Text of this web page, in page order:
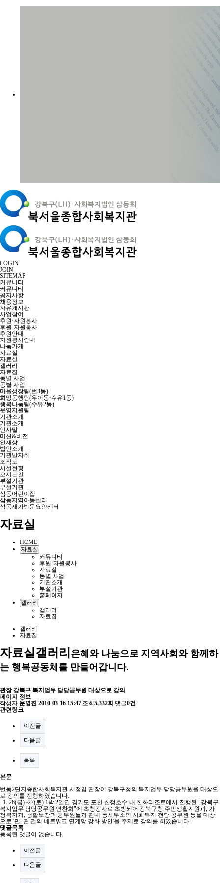
LOGIN
JOIN
SITEMAP
커뮤니티
커뮤니티
공지사항
채용정보
자유게시판
사업참여
후원·자원봉사
후원·자원봉사
후원안내
자원봉사안내
나눔가게
자료실
자료실
갤러리
자료집
동별 사업
동별 사업
마을성장팀(번3동)
희망동행팀(우이동·수유1동)
행복나눔팀(수유2동)
운영지원팀
기관소개
기관소개
인사말
미션&비전
인재상
법인소개
기관발자취
조직도
시설현황
오시는길
부설기관
부설기관
삼동어린이집
삼동지역아동센터
삼동재가방문요양센터
자료실
HOME
자료실
커뮤니티
후원·자원봉사
자료실
동별 사업
기관소개
부설기관
홈페이지
갤러리
갤러리
자료집
갤러리
자료집
자료실갤러리 은혜와 나눔으로 지역사회와 함께하
는 행복공동체를 만들어갑니다.
관장 강북구 복지업무 담당공무원 대상으로 강의
페이지 정보
작성자 운영진 2010-03-16 15:47 조회 5,332회 댓글0건
관련링크
이전글
다음글
목록
본문
번동2단지종합사회복지관 서정임 관장이 강북구청의 복지업무 담당공무원을 대상으
로 강의를 진행하였습니다.
1. 26(금)~27(토) 1박 2일간 경기도 포천 산정호수 내 한화리조트에서 진행된 "강북구
복지업무 담당공무원 연찬회"에 초청강사로 초빙되어 강북구청 주민생활지원과, 가
정복지과, 생활보장과 공무원들과 관내 동사무소의 사회복지 전담 공무원 등을 대상
으로 '민, 관 간의 네트워크 연계망 강화 방안'을 주제로 강의를 하였습니다.
댓글목록
등록된 댓글이 없습니다.
이전글
다음글